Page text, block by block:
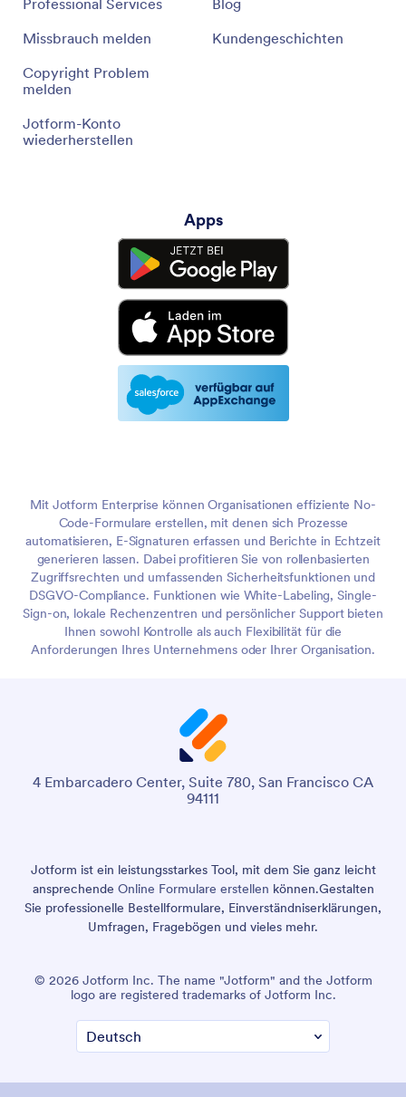
Professional Services
Missbrauch melden
Copyright Problem
melden
Jotform-Konto
wiederherstellen
Blog
Kundengeschichten
Apps
Mit Jotform Enterprise können Organisationen effiziente No-
Code-Formulare erstellen, mit denen sich Prozesse
automatisieren, E-Signaturen erfassen und Berichte in Echtzeit
generieren lassen. Dabei profitieren Sie von rollenbasierten
Zugriffsrechten und umfassenden Sicherheitsfunktionen und
DSGVO-Compliance. Funktionen wie White-Labeling, Single-
Sign-on, lokale Rechenzentren und persönlicher Support bieten
Ihnen sowohl Kontrolle als auch Flexibilität für die
Anforderungen Ihres Unternehmens oder Ihrer Organisation.
4 Embarcadero Center, Suite 780, San Francisco CA
94111
Jotform ist ein leistungsstarkes Tool, mit dem Sie ganz leicht
ansprechende Online Formulare erstellen können.Gestalten
Sie professionelle Bestellformulare, Einverständniserklärungen,
Umfragen, Fragebögen und vieles mehr.
© 2026 Jotform Inc. The name "Jotform" and the Jotform
logo are registered trademarks of Jotform Inc.